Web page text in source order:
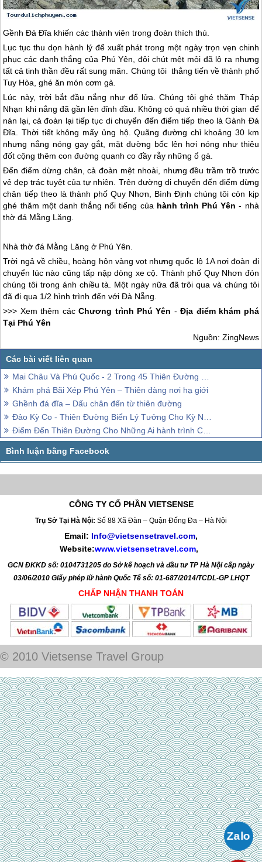
Gềnh Đá Đĩa khiến các thành viên trong đoàn thích thú.
Lục tục thu dọn hành lý để xuất phát trong một ngày trọn vẹn chinh
phục các danh thắng của Phú Yên , đôi chút mệt mỏi đã lộ ra nhưng
tất cả tinh thần đều rất sung mãn. Chúng tôi thẳng tiến về thành phố
Tuy Hòa, ghé ăn món cơm gà.
Lúc này, trời bắt đầu nắng như đổ lửa. Chúng tôi ghé thăm Tháp
Nhạn khi nắng đã gần lên đỉnh đầu. Không có quá nhiều thời gian để
nán lại, cả đoàn lại tiếp tục di chuyển đến điểm tiếp theo là Gành Đá
Đĩa. Thời tiết không mấy ủng hộ. Quãng đường chỉ khoảng 30 km
nhưng nắng nóng gay gắt, mặt đường bốc lên hơi nóng như thiêu
đốt cộng thêm con đường quanh co đầy rẫy những ổ gà.
Đến điểm dừng chân, cả đoàn mệt nhoài, nhưng đều trầm trồ trước
vẻ đẹp trác tuyệt của tự nhiên. Trên đường di chuyển đến điểm dừng
chân tiếp theo là thành phố Quy Nhơn , Bình Định chúng tôi còn kịp
ghé thăm một danh thắng nổi tiếng của hành trình Phú Yên - nhà
thờ đá Mằng Lăng.
Nhà thờ đá Mằng Lăng ởPhú Yên.
Trời ngả về chiều, hoàng hôn vàng vọt nhưng quốc lộ 1A nơi đoàn di
chuyển lúc nào cũng tấp nập dòng xe cộ. Thành phố
chúng tôi trong ánh chiều tà. Một ngày nữa đã trôi qua và chúng tôi
TạiPhú Yên
Mai Châu Và Phú Quốc - 2 Trong 45 Thiên Đường Đáng hành trình Nhất Thế Giới
Khám phá Bãi Xép Phú Yên – Thiên đàng nơi hạ giới
Ghềnh đá đĩa – Dấu chân đến từ thiên đường
Đảo Kỳ Co - Thiên Đường Biển Lý Tưởng Cho Kỳ Nghỉ Mùa Hè
Điểm Đến Thiên Đường Cho Những Ai hành trình Chỉ Để...Ăn
CÔNG TY CỔ PHẦN VIETSENSE
Trụ Sở Tại Hà Nội:Số 88 Xã Đàn – Quận Đống Đa – Hà Nội
Email:Info@vietsensetravel.com,
Website:www.vietsensetravel.com,
GCN ĐKKD số: 0104731205 do Sở kế hoạch và đầu tư TP Hà Nội cấp ngày
03/06/2010 Giấy phép lữ hành Quốc Tế số: 01-687/2014/TCDL-GP LHQT
CHẤP NHẬN THANH TOÁN
© 2010 Vietsense Travel Group